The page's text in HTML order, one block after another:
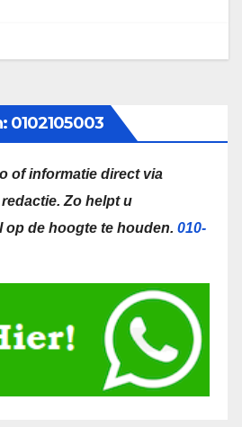
0102105003
of informatie direct via
Zo helpt u
de hoogte te houden. 010-